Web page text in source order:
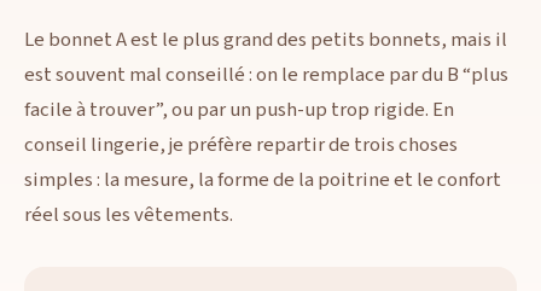
Le bonnet A est le plus grand des petits bonnets, mais il
est souvent mal conseillé : on le remplace par du B “plus
facile à trouver”, ou par un push-up trop rigide. En
conseil lingerie, je préfère repartir de trois choses
simples : la mesure, la forme de la poitrine et le confort
réel sous les vêtements.